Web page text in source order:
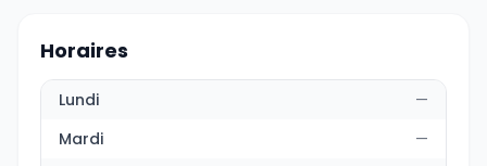
Horaires
Lundi
—
Mardi
—